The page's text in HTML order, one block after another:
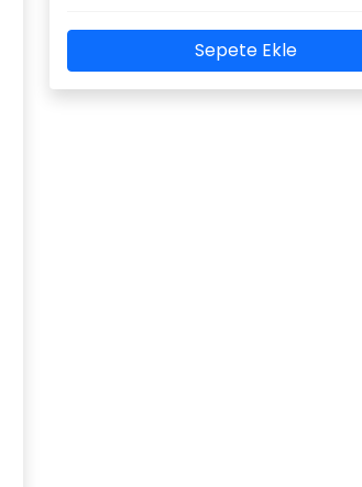
Sepete Ekle